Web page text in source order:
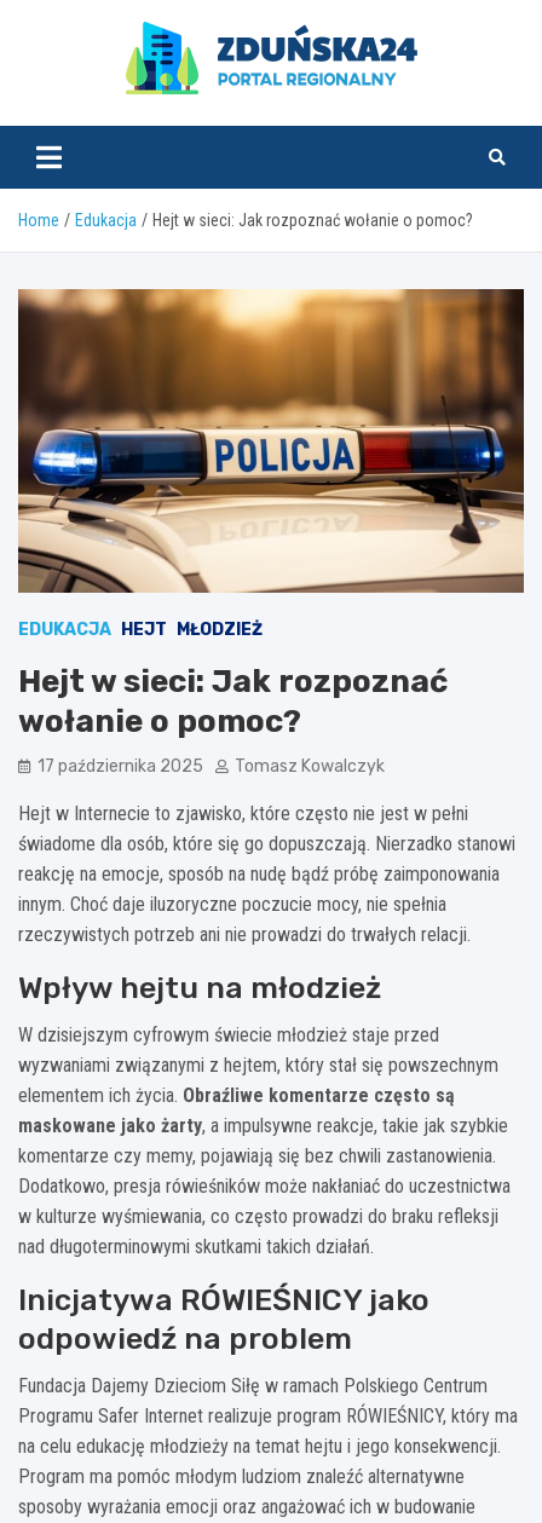
zdunska24.pl
Home Edukacja Hejt w sieci: Jak rozpoznać wołanie o pomoc?
EDUKACJA HEJT MŁODZIEŻ
Hejt w sieci: Jak rozpoznać
wołanie o pomoc?
17 października 2025 Tomasz Kowalczyk
Hejt w Internecie to zjawisko, które często nie jest w pełni
świadome dla osób, które się go dopuszczają. Nierzadko stanowi
reakcję na emocje, sposób na nudę bądź próbę zaimponowania
innym. Choć daje iluzoryczne poczucie mocy, nie spełnia
rzeczywistych potrzeb ani nie prowadzi do trwałych relacji.
Wpływ hejtu na młodzież
W dzisiejszym cyfrowym świecie młodzież staje przed
wyzwaniami związanymi z hejtem, który stał się powszechnym
elementem ich życia. Obraźliwe komentarze często są
maskowane jako żarty, a impulsywne reakcje, takie jak szybkie
komentarze czy memy, pojawiają się bez chwili zastanowienia.
Dodatkowo, presja rówieśników może nakłaniać do uczestnictwa
w kulturze wyśmiewania, co często prowadzi do braku refleksji
nad długoterminowymi skutkami takich działań.
Inicjatywa RÓWIEŚNICY jako
odpowiedź na problem
Fundacja Dajemy Dzieciom Siłę w ramach Polskiego Centrum
Programu Safer Internet realizuje program RÓWIEŚNICY, który ma
na celu edukację młodzieży na temat hejtu i jego konsekwencji.
Program ma pomóc młodym ludziom znaleźć alternatywne
sposoby wyrażania emocji oraz angażować ich w budowanie